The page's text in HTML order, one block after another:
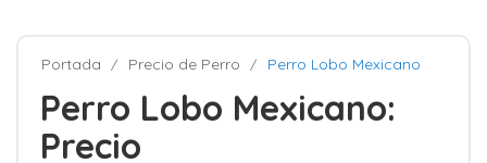
Portada Precio de Perro Perro Lobo Mexicano
Perro Lobo Mexicano:
Precio